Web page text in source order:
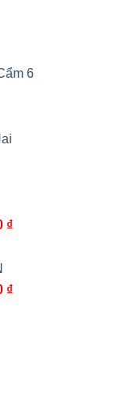
6
₫Giá
50,000 ₫.
₫Giá